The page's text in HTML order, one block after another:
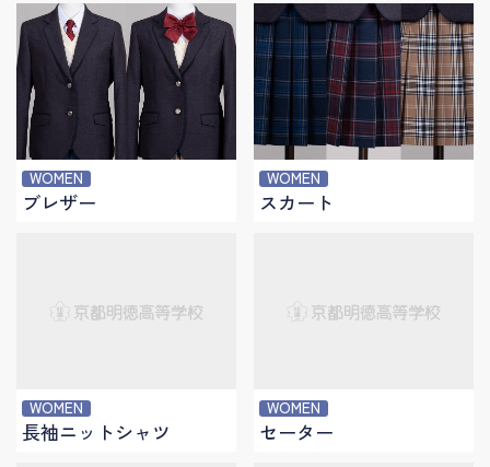
WOMEN
ブレザー
WOMEN
スカート
WOMEN
長袖ニットシャツ
WOMEN
セーター